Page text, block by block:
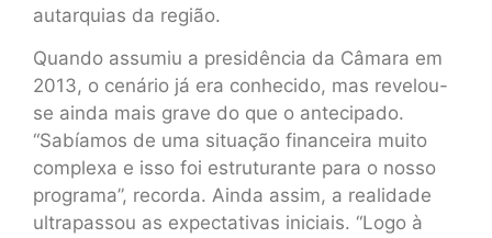
autarquias da região.
Quando assumiu a presidência da Câmara em
2013, o cenário já era conhecido, mas revelou-
se ainda mais grave do que o antecipado.
“Sabíamos de uma situação financeira muito
complexa e isso foi estruturante para o nosso
programa”, recorda. Ainda assim, a realidade
ultrapassou as expectativas iniciais. “Logo à